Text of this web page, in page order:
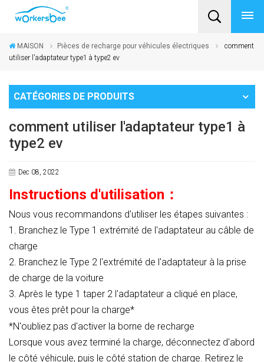
MAISON Pièces de recharge pour véhicules électriques
comment
utiliser l'adaptateur type1 à type2 ev
CATÉGORIES DE PRODUITS
comment utiliser l'adaptateur type1 à
type2 ev
Dec 08, 2022
Instructions d'utilisation ：
Nous vous recommandons d'utiliser les étapes suivantes :
1. Branchez le Type 1 extrémité de l'adaptateur au câble de
charge
2. Branchez le Type 2 l'extrémité de l'adaptateur à la prise
de charge de la voiture
3. Après le type 1 taper 2 l'adaptateur a cliqué en place,
vous êtes prêt pour la charge*
*N'oubliez pas d'activer la borne de recharge
Lorsque vous avez terminé la charge, déconnectez d'abord
le côté véhicule, puis le côté station de charge. Retirez le